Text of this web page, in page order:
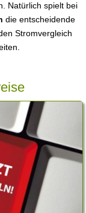
Natürlich spielt bei
die entscheidende
Stromvergleich